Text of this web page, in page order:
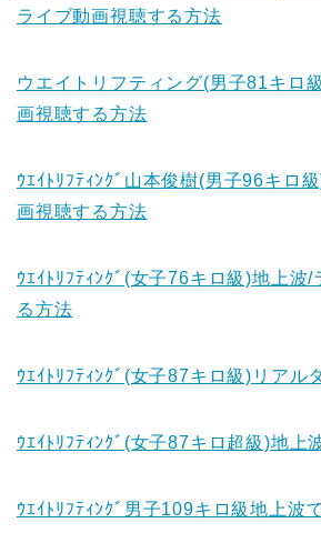
ライブ動画視聴する方法
ウエイトリフティング(男子81キロ
画視聴する方法
ｳｴｲﾄﾘﾌﾃｨﾝｸﾞ山本俊樹(男子96キロ
画視聴する方法
ｳｴｲﾄﾘﾌﾃｨﾝｸﾞ(女子76キロ級)地上波/
る方法
ｳｴｲﾄﾘﾌﾃｨﾝｸﾞ(女子87キロ級)リアル
ｳｴｲﾄﾘﾌﾃｨﾝｸﾞ(女子87キロ超級)地上
ｳｴｲﾄﾘﾌﾃｨﾝｸﾞ男子109キロ級地上波